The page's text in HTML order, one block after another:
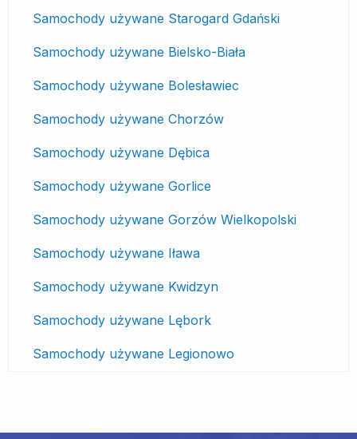
Samochody używane Starogard Gdański
Samochody używane Bielsko-Biała
Samochody używane Bolesławiec
Samochody używane Chorzów
Samochody używane Dębica
Samochody używane Gorlice
Samochody używane Gorzów Wielkopolski
Samochody używane Iława
Samochody używane Kwidzyn
Samochody używane Lębork
Samochody używane Legionowo